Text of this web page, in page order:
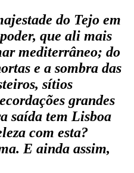
do Tejo em
que ali mais
mediterrâneo; do
e a sombra das
sítios
grandes
saída tem Lisboa
com esta?
E ainda assim,